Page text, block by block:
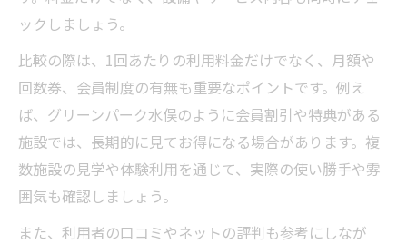
ックしましょう。
比較の際は、1回あたりの利用料金だけでなく、月額や
回数券、会員制度の有無も重要なポイントです。例え
ば、グリーンパーク水俣のように会員割引や特典がある
施設では、長期的に見てお得になる場合があります。複
数施設の見学や体験利用を通じて、実際の使い勝手や雰
囲気も確認しましょう。
また、利用者の口コミやネットの評判も参考にしなが